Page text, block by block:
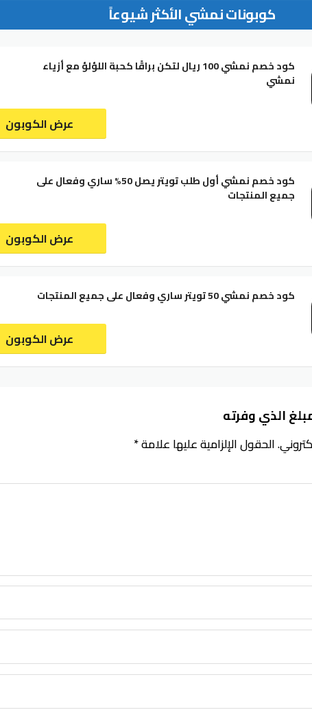
كوبونات نمشي الأكثر شيوعاً
كود خصم نمشي 100 ريال لتكن براقًا كحبة اللؤلؤ مع أزياء
نمشي
عرض الكوبون
كود خصم نمشي أول طلب تويتر يصل 50% ساري وفعال على
جميع المنتجات
عرض الكوبون
كود خصم نمشي 50 تويتر ساري وفعال على جميع المنتجات
عرض الكوبون
الذي وفرته
الحقول الإلزامية عليها علامة*